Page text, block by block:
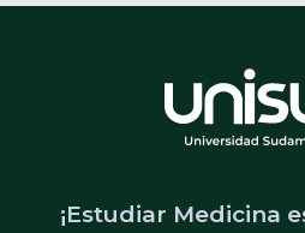
¡Estudiar Medicina